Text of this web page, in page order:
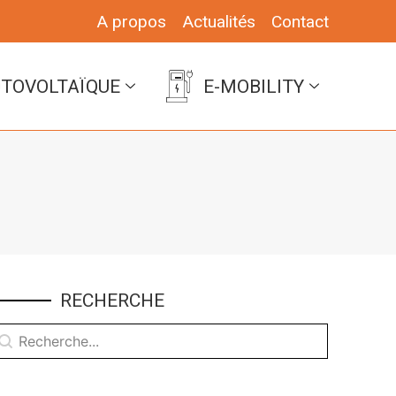
A propos Actualités Contact
E-MOBILITY
RECHERCHE